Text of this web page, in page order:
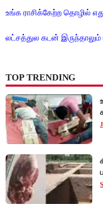
உங்க ராசிக்கேற்ற தொழில்
லட்சத்துல கடன் இருந்தாலும்
TOP TRENDING